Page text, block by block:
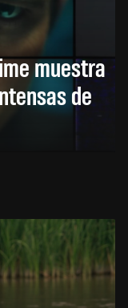
muestra
de